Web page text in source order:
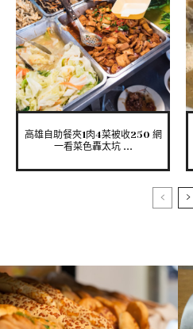
高雄自助餐夾1肉4菜被收250 網
一看菜色轟太坑 ...